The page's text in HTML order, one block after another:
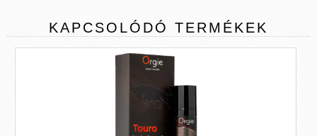
KAPCSOLÓDÓ TERMÉKEK